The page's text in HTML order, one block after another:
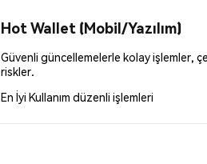
Hot Wallet (Mobil/Yazılım)
Güvenli güncellemelerle kolay işlemler,
riskler.
En İyi Kullanım düzenli işlemleri